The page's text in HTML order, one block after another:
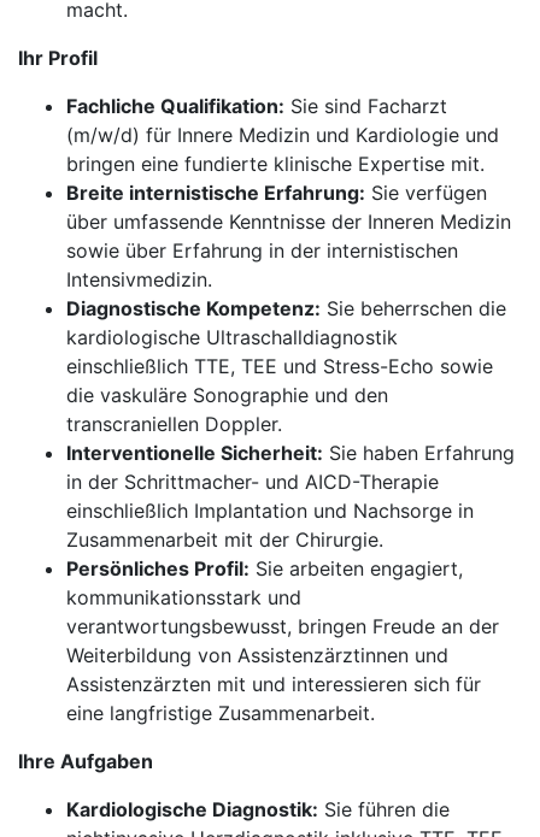
macht.
Ihr Profil
Fachliche Qualifikation: Sie sind Facharzt
(m/w/d) für Innere Medizin und Kardiologie und
bringen eine fundierte klinische Expertise mit.
Breite internistische Erfahrung: Sie verfügen
über umfassende Kenntnisse der Inneren Medizin
sowie über Erfahrung in der internistischen
Intensivmedizin.
Diagnostische Kompetenz: Sie beherrschen die
kardiologische Ultraschalldiagnostik
einschließlich TTE, TEE und Stress-Echo sowie
die vaskuläre Sonographie und den
transcraniellen Doppler.
Interventionelle Sicherheit: Sie haben Erfahrung
in der Schrittmacher- und AICD-Therapie
einschließlich Implantation und Nachsorge in
Zusammenarbeit mit der Chirurgie.
Persönliches Profil: Sie arbeiten engagiert,
kommunikationsstark und
verantwortungsbewusst, bringen Freude an der
Weiterbildung von Assistenzärztinnen und
Assistenzärzten mit und interessieren sich für
eine langfristige Zusammenarbeit.
Ihre Aufgaben
Kardiologische Diagnostik: Sie führen die